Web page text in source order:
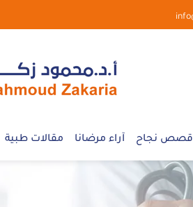
قصص نجاح آراء مرضانا مقالات طبية